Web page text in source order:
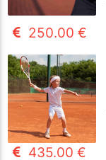
250.00 €
435.00 €